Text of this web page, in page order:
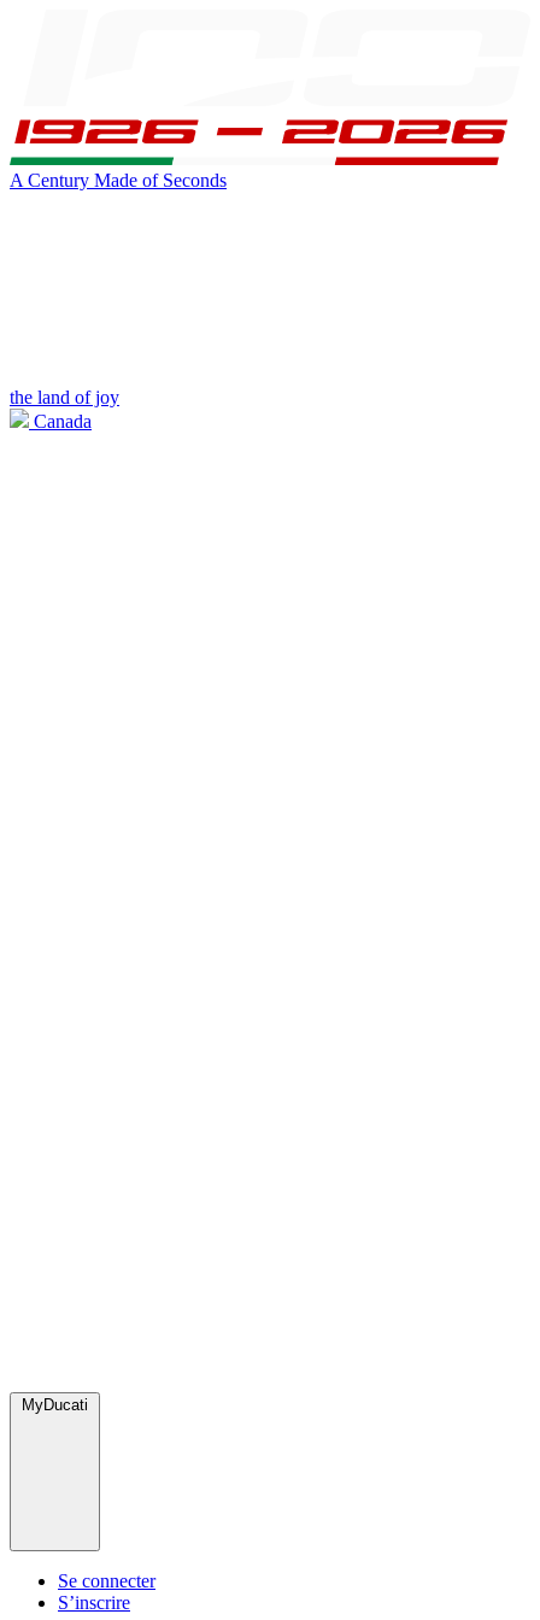
A Century Made of Seconds
the land of joy
Canada
MyDucati
Se connecter
S’inscrire